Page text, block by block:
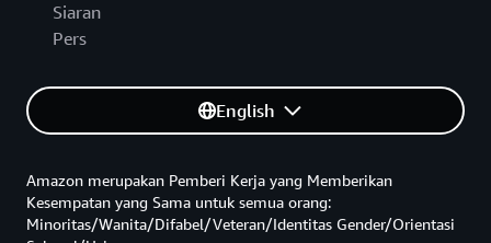
Siaran
Pers
English
Amazon merupakan Pemberi Kerja yang Memberikan
Kesempatan yang Sama untuk semua orang:
Minoritas/Wanita/Difabel/Veteran/Identitas Gender/Orientasi